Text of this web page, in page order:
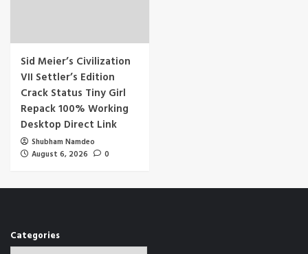
Sid Meier’s Civilization
VII Settler’s Edition
Crack Status Tiny Girl
Repack 100% Working
Desktop Direct Link
Shubham Namdeo
August 6, 2026
0
Categories